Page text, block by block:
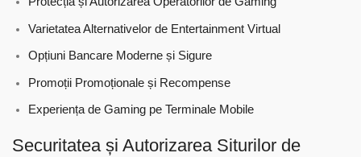
Varietatea Alternativelor de Entertainment Virtual
Opțiuni Bancare Moderne și Sigure
Promoții Promoționale și Recompense
Experiența de Gaming pe Terminale Mobile
Securitatea și Autorizarea Siturilor de